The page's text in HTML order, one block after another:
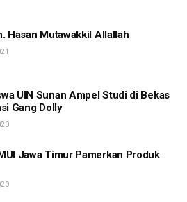
Hasan Mutawakkil Allallah
UIN Sunan Ampel Studi di Bekas
Gang Dolly
Jawa Timur Pamerkan Produk